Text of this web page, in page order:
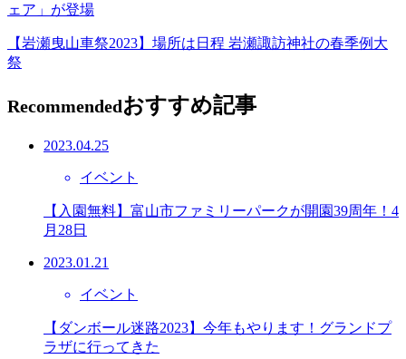
ェア」が登場
【岩瀬曳山車祭2023】場所は日程 岩瀬諏訪神社の春季例大
祭
Recommendedおすすめ記事
2023.04.25
イベント
【入園無料】富山市ファミリーパークが開園39周年！4
月28日
2023.01.21
イベント
【ダンボール迷路2023】今年もやります！グランドプ
ラザに行ってきた